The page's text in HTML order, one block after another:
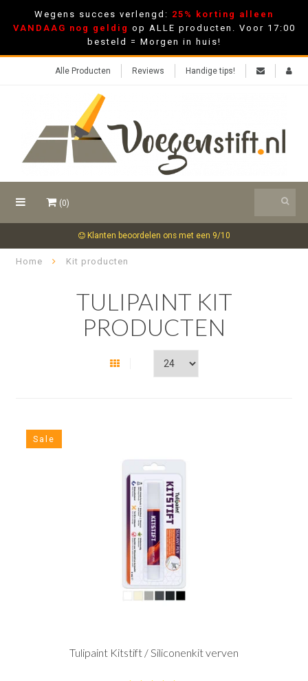
Wegens succes verlengd: 25% korting alleen
VANDAAG nog geldig op ALLE producten. Voor 17:00
besteld = Morgen in huis!
Alle Producten Reviews Handige tips!
(0)
Klanten beoordelen ons met een 9/10
Home Kit producten
TULIPAINT KIT
PRODUCTEN
Sale
Tulipaint Kitstift / Siliconenkit verven